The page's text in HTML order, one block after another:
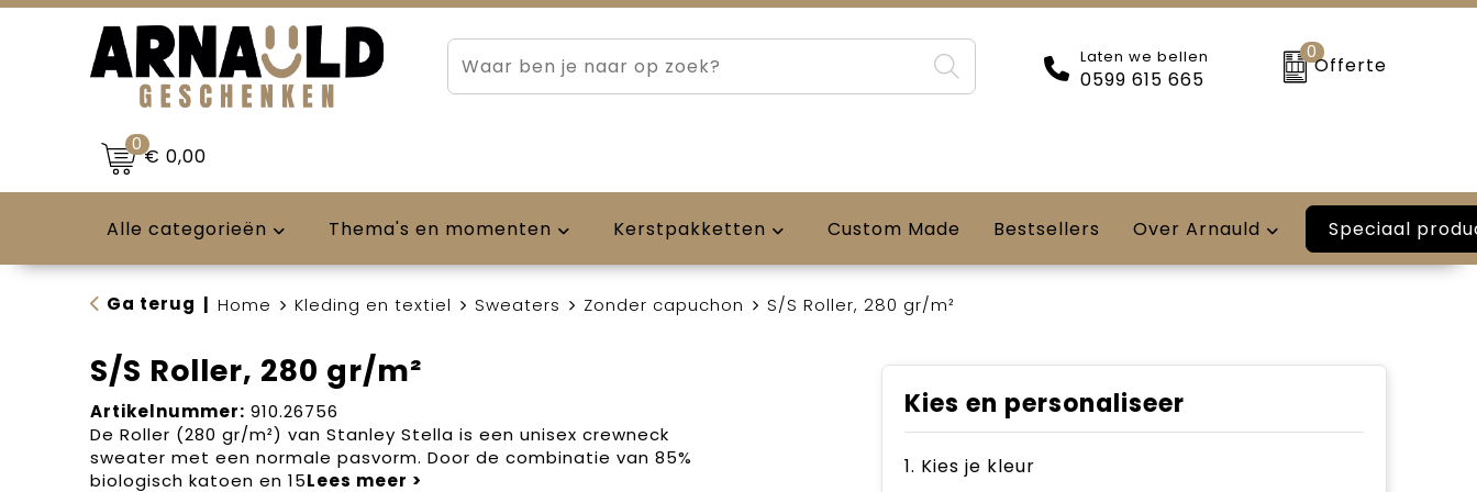
Laten we bellen
0599 615 665
0
Offerte
0€ 0,00
Alle categorieën Thema's en momenten Kerstpakketten Custom Made Bestsellers Over Arnauld Speciaal
Ga terug Home Kleding en textiel Sweaters Zonder capuchon S/S Roller, 280 gr/m²
S/S Roller, 280 gr/m²
Artikelnummer: 910.26756
De Roller (280 gr/m²) van Stanley Stella is een unisex crewneck
sweater met een normale pasvorm. Door de combinatie van 85%
biologisch katoen en 15
Kies en personaliseer
1. Kies je kleur